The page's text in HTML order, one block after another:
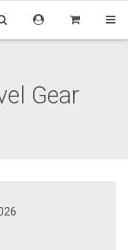
Gear